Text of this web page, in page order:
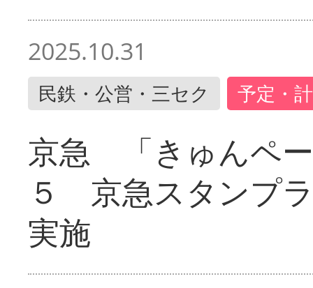
2025.10.31
民鉄・公営・三セク 予定・
京急 「きゅんペ
５ 京急スタンプ
実施